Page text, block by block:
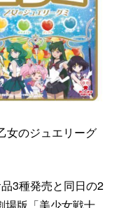
女のジュエリーグ
3種発売と同日の2
場版「美少女戦士